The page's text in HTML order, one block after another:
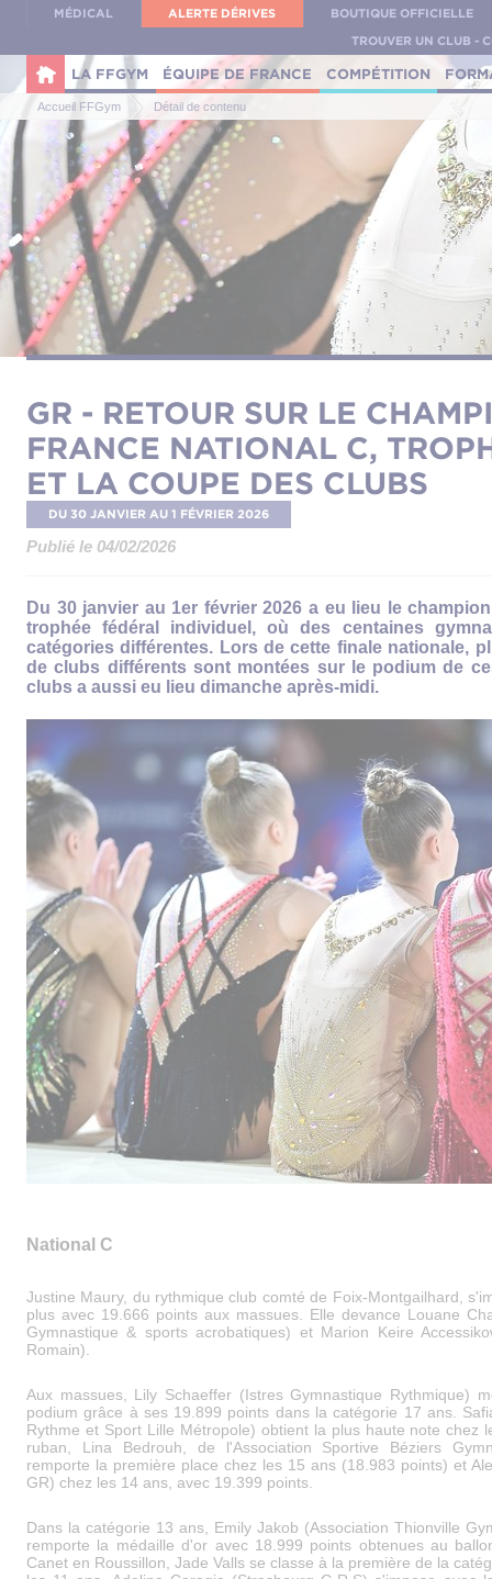
MÉDICAL ALERTE DÉRIVES BOUTIQUE OFFICIELLE
TROUVER UN CLUB -
LA FFGYM ÉQUIPE DE FRANCE COMPÉTITION
Accueil FFGym Détail de contenu
GR - RETOUR SUR LE
FRANCE NATIONAL C,
ET LA COUPE DES CLUBS
DU 30 JANVIER AU 1 FÉVRIER 2026
Publié le 04/02/2026
Du 30 janvier au 1er février 2026 a eu lieu le
trophée fédéral individuel, où des centaines
catégories différentes. Lors de cette finale nationale,
de clubs différents sont montées sur le podium de
clubs a aussi eu lieu dimanche après-midi.
National C
Justine Maury, du rythmique club comté de Foix-Montgailhard,
plus avec 19.666 points aux massues. Elle devance Louane
Gymnastique & sports acrobatiques) et Marion Keire
Romain).
Aux massues, Lily Schaeffer (Istres Gymnastique Rythmique)
podium grâce à ses 19.899 points dans la catégorie 17 ans.
Rythme et Sport Lille Métropole) obtient la plus haute note chez
ruban, Lina Bedrouh, de l'Association Sportive Béziers
remporte la première place chez les 15 ans (18.983 points) et
GR) chez les 14 ans, avec 19.399 points.
Dans la catégorie 13 ans, Emily Jakob (Association Thionville
remporte la médaille d'or avec 18.999 points obtenues au
Canet en Roussillon, Jade Valls se classe à la première de la
Panneau de gestion des cookies